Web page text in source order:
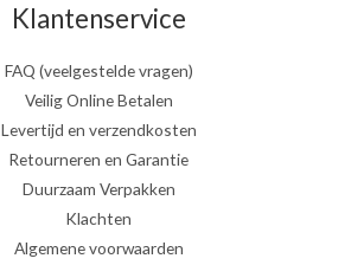
Klantenservice
FAQ (veelgestelde vragen)
Veilig Online Betalen
Levertijd en verzendkosten
Retourneren en Garantie
Duurzaam Verpakken
Klachten
Algemene voorwaarden